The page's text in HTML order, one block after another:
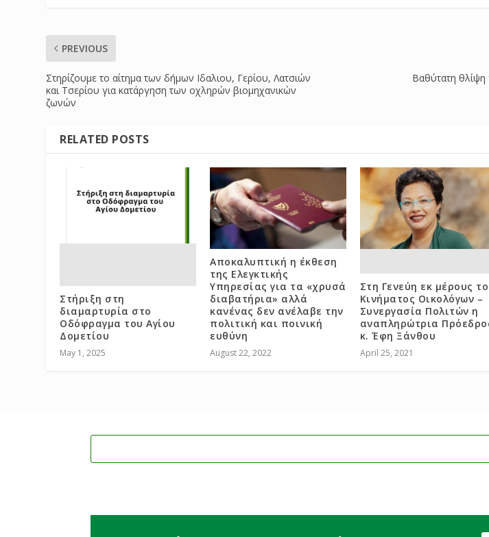
PREVIOUS
Στηρίζουμε το αίτημα των δήμων Ιδαλιου, Γερίου, Λατσιών
και Τσερίου για κατάργηση των οχληρών βιομηχανικών
ζωνών
Βαθύτατη θλίψη
RELATED POSTS
Στήριξη στη
διαμαρτυρία στο
Οδόφραγμα του Αγίου
Δομετίου
May 1, 2025
Αποκαλυπτική η έκθεση
της Ελεγκτικής
Υπηρεσίας για τα «χρυσά
διαβατήρια» αλλά
κανένας δεν ανέλαβε την
πολιτική και ποινική
ευθύνη
August 22, 2022
Στη Γενεύη εκ μέρους
Κινήματος Οικολόγων –
Συνεργασία Πολιτών η
αναπληρώτρια
κ. Έφη Ξάνθου
April 25, 2021